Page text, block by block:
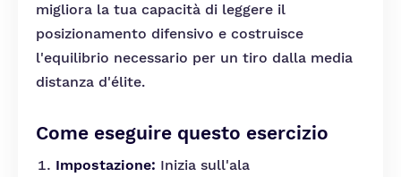
migliora la tua capacità di leggere il
posizionamento difensivo e costruisce
l'equilibrio necessario per un tiro dalla media
distanza d'élite.
Come eseguire questo esercizio
Impostazione: Inizia sull'ala